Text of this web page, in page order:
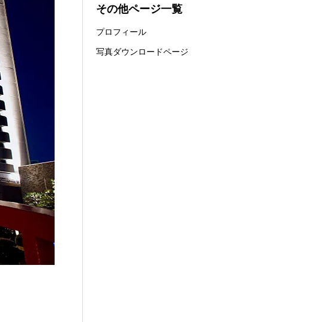
その他ページ一覧
プロフィール
写真ダウンロードページ